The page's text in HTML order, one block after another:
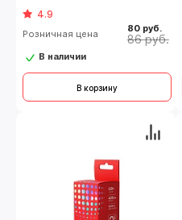
4.9
Розничная цена 80 руб.
86 руб.
В наличии
В корзину